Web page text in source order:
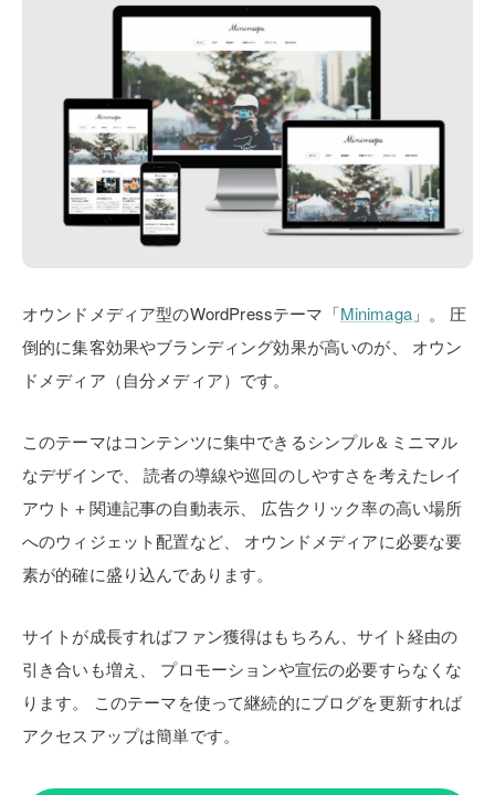
オウンドメディア型のWordPressテーマ「Minimaga」。
圧
倒的に集客効果やブランディング効果が高いのが、
オウン
ドメディア（自分メディア）です。
このテーマはコンテンツに集中できるシンプル＆ミニマル
なデザインで、
読者の導線や巡回のしやすさを考えたレイ
アウト＋関連記事の自動表示、
広告クリック率の高い場所
へのウィジェット配置など、
オウンドメディアに必要な要
素が的確に盛り込んであります。
サイトが成長すればファン獲得はもちろん、サイト経由の
引き合いも増え、
プロモーションや宣伝の必要すらなくな
ります。
このテーマを使って継続的にブログを更新すれば
アクセスアップは簡単です。